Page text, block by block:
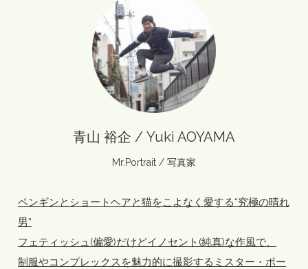
青山 裕企 / Yuki AOYAMA
Mr.Portrait / 写真家
ペンギンとショートヘアと猫をこよなく愛する“究極の晴れ
男”
フェティッシュ(偏愛)だけどイノセント(純真)な作風で、
制服やコンプレックスを魅力的に撮影するミスター・ポー